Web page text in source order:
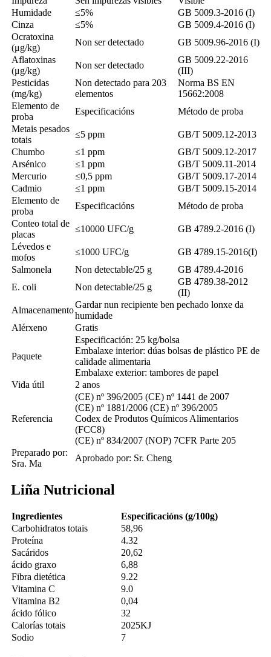
Humidade
≤5%
GB 5009.3-2016 (I)
Cinza
≤5%
GB 5009.4-2016 (I)
Ocratoxina
(μg/kg)
Non ser detectado
GB 5009.96-2016 (I)
Aflatoxinas
(μg/kg)
Non ser detectado
GB 5009.22-2016
(III)
Pesticidas
(mg/kg)
Non detectado para 203
elementos
Norma BS EN
15662:2008
Elemento de
proba
Especificacións
Método de proba
Metais pesados ​​
totais
≤5 ppm
GB/T 5009.12-2013
Chumbo
≤1 ppm
GB/T 5009.12-2017
Arsénico
≤1 ppm
GB/T 5009.11-2014
Mercurio
≤0,5 ppm
GB/T 5009.17-2014
Cadmio
≤1 ppm
GB/T 5009.15-2014
Elemento de
proba
Especificacións
Método de proba
Conteo total de
placas
≤10000 UFC/g
GB 4789.2-2016 (I)
Lévedos e
mofos
≤1000 UFC/g
GB 4789.15-2016(I)
Salmonela
Non detectable/25 g
GB 4789.4-2016
E. coli
Non detectable/25 g
GB 4789.38-2012
(II)
Almacenamento
Gardar nun recipiente ben pechado lonxe da
humidade
Alérxeno
Gratis
Paquete
Especificación: 25 kg/bolsa
Embalaxe interior: dúas bolsas de plástico PE de
calidade alimentaria
Embalaxe exterior: tambores de papel
Vida útil
2 anos
Referencia
(CE) nº 396/2005 (CE) nº 1441 de 2007
(CE) nº 1881/2006 (CE) nº 396/2005
Codex de Produtos Químicos Alimentarios
(FCC8)
(CE) nº 834/2007 (NOP) 7CFR Parte 205
Preparado por:
Sra. Ma
Aprobado por: Sr. Cheng
Liña Nutricional
Ingredientes
Especificacións (g/100g)
Carbohidratos totais
58,96
Proteína
4.32
Sacáridos
20,62
ácido graxo
6,88
Fibra dietética
9.22
Vitamina C
9.0
Vitamina B2
0,04
ácido fólico
32
Calorías totais
2025KJ
Sodio
7